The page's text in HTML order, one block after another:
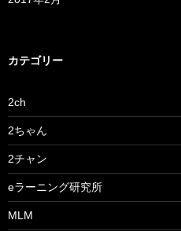
カテゴリー
2ch
2ちゃん
2チャン
eラーニング研究所
MLM